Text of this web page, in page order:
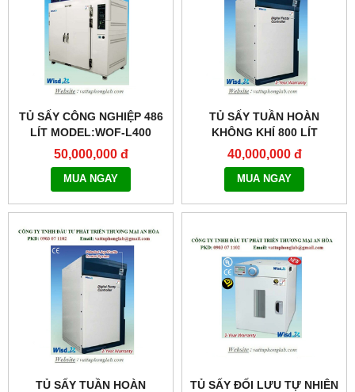
TỦ SẤY CÔNG NGHIỆP 486
LÍT MODEL:WOF-L400
50,000,000 đ
MUA NGAY
TỦ SẤY TUẦN HOÀN
KHÔNG KHÍ 800 LÍT
MODEL:WOC-800
40,000,000 đ
MUA NGAY
TỦ SẤY TUẦN HOÀN
TỦ SẤY ĐỐI LƯU TỰ NHIÊN